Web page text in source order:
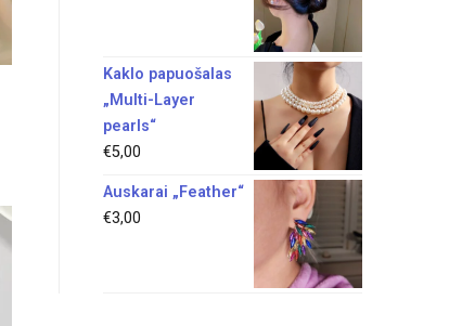
Kaklo papuošalas
„Multi-Layer
pearls“
€5,00
Auskarai „Feather“
€3,00